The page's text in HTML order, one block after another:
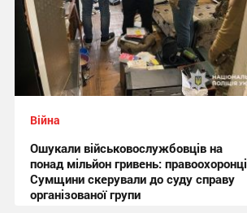
Війна
Ошукали військовослужбовців на
понад мільйон гривень: правоохоронці
Сумщини скерували до суду справу
організованої групи